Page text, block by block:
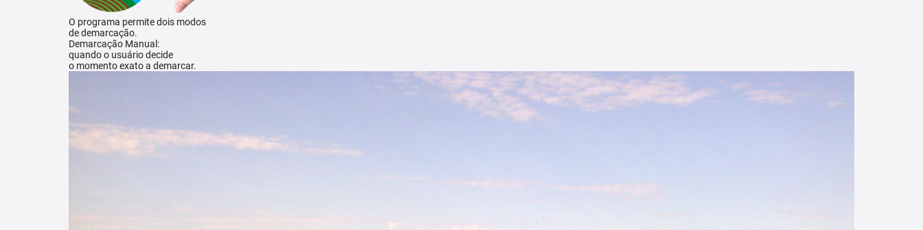
O programa permite dois modos
de demarcação.
Demarcação Manual:
quando o usuário decide
o momento exato a demarcar.